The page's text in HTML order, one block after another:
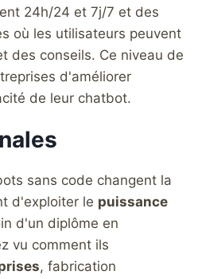
24h/24 et 7j/7 et des
où les utilisateurs peuvent
des conseils. Ce niveau de
d'améliorer
de leur chatbot.
sans code changent la
d'exploiter le puissance
d'un diplôme en
vu comment ils
, fabrication